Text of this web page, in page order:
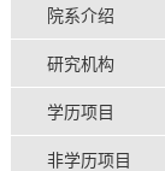
院系介绍
研究机构
学历项目
非学历项目